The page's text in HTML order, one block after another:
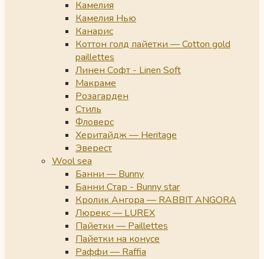
Камелия
Камелия Нью
Канарис
Коттон голд пайетки — Cotton gold
paillettes
Линен Софт - Linen Soft
Макраме
Розагарден
Стиль
Фловерс
Херитайдж — Heritage
Эверест
Wool sea
Банни — Bunny
Банни Стар - Bunny star
Кролик Ангора — RABBIT ANGORA
Люрекс — LUREX
Пайетки — Paillettes
Пайетки на конусе
Раффи — Raffia